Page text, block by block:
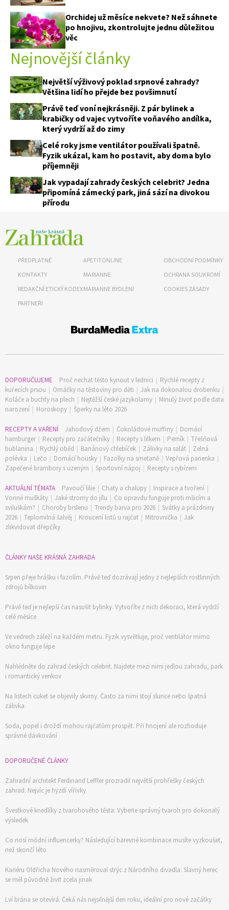
Orchidej už měsíce nekvete? Než sáhnete
po hnojivu, zkontrolujte jednu důležitou
věc
Nejnovější články
Největší výživový poklad srpnové zahrady?
Většina lidí ho přejde bez povšimnutí
Právě teď voní nejkrásněji. Z pár bylinek a
krabičky od vajec vytvoříte voňavého andílka,
který vydrží až do zimy
Celé roky jsme ventilátor používali špatně.
Fyzik ukázal, kam ho postavit, aby doma bylo
příjemněji
Jak vypadají zahrady českých celebrit? Jedna
připomíná zámecký park, jiná sází na divokou
přírodu
PŘEDPLATNÉ
KONTAKTY
REDAKČNÍ ETICKÝ KODEX
PARTNEŘI
APETITONLINE
MARIANNE
MARIANNE BYDLENÍ
OBCHODNÍ PODMÍNKY
OCHRANA SOUKROMÍ
COOKIES ZÁSADY
DOPORUČUJEME Proč nechat těsto kynout v lednici | Rychlé recepty z
kuřecích prsou | Omáčky na těstoviny pro děti | Jak na dokonalou drobenku |
Koláče a buchty na plech | Nejtěžší české jazykolamy | Minulý život podle data
narození | Horoskopy | Šperky na léto 2026
RECEPTY A VAŘENÍ Jahodový džem | Čokoládové muffiny | Domácí
hamburger | Recepty pro začátečníky | Recepty s lilkem | Perník | Třešňová
bublanina | Rychlý oběd | Banánový chlebíček | Zálivky na salát | Zelná
polévka | Lečo | Domácí housky | Fazolky na smetaně | Vepřová panenka |
Zapečené brambory s uzeným | Sportovní nápoj | Recepty s rybízem
AKTUÁLNÍ TÉMATA Pavoučí lilie | Chaty a chalupy | Inspirace a tvoření |
Vonné muškáty | Jaké stromy do jílu | Co opravdu funguje proti mšicím a
sviluškám? | Choroby brslenu | Trendy barva pro 2026 | Svátky a prázdniny
2026 | Teplomilná šalvěj | Kroucení listů u rajčat | Mitrovnička | Jak
zlikvidovat dřepčíky
ČLÁNKY NAŠE KRÁSNÁ ZAHRADA
Srpen přeje hrášku i fazolím. Právě teď dozrávají jedny z nejlepších rostlinných
zdrojů bílkovin
Právě teď je nejlepší čas nasušit bylinky. Vytvoříte z nich dekoraci, která vydrží
celé měsíce
Ve vedrech záleží na každém metru. Fyzik vysvětluje, proč ventilátor mimo
okno funguje lépe
Nahlédněte do zahrad českých celebrit. Najdete mezi nimi jedlou zahradu, park
i romantický venkov
Na listech cuket se objevily skvrny. Často za nimi stojí slunce nebo špatná
zálivka
Soda, popel i droždí mohou rajčatům prospět. Při hnojení ale rozhoduje
správné dávkování
DOPORUČENÉ ČLÁNKY
Zahradní architekt Ferdinand Leffler prozradil největší prohřešky českých
zahrad: Nejvíc je hyzdí vířivky
Švestkové knedlíky z tvarohového těsta: Vyberte správný tvaroh pro dokonalý
výsledek
Co nosí módní influencerky? Následující barevné kombinace musíte vyzkoušet,
než skončí léto
Kariéru Oldřicha Nového nasměroval strýc z Národního divadla: Slavný herec
se měl původně živit zcela jinak
Lví brána se otevírá: Čeká nás nejsilnější den roku, ideální pro nové začátky